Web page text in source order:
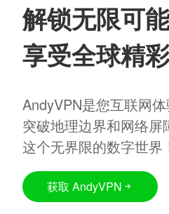
解锁无限可能
享受全球精彩
AndyVPN是您互联网
突破地理边界和网络
这个无界限的数字世界
获取 AndyVPN